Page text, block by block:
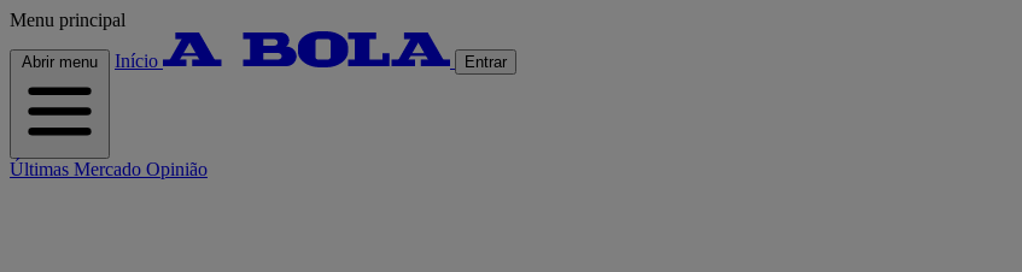
Menu principal
Abrir menu Início Entrar
Últimas Mercado Opinião